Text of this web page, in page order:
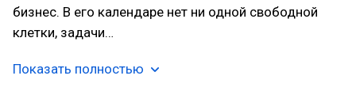
бизнес. В его календаре нет ни одной свободной
клетки, задачи…
Показать полностью